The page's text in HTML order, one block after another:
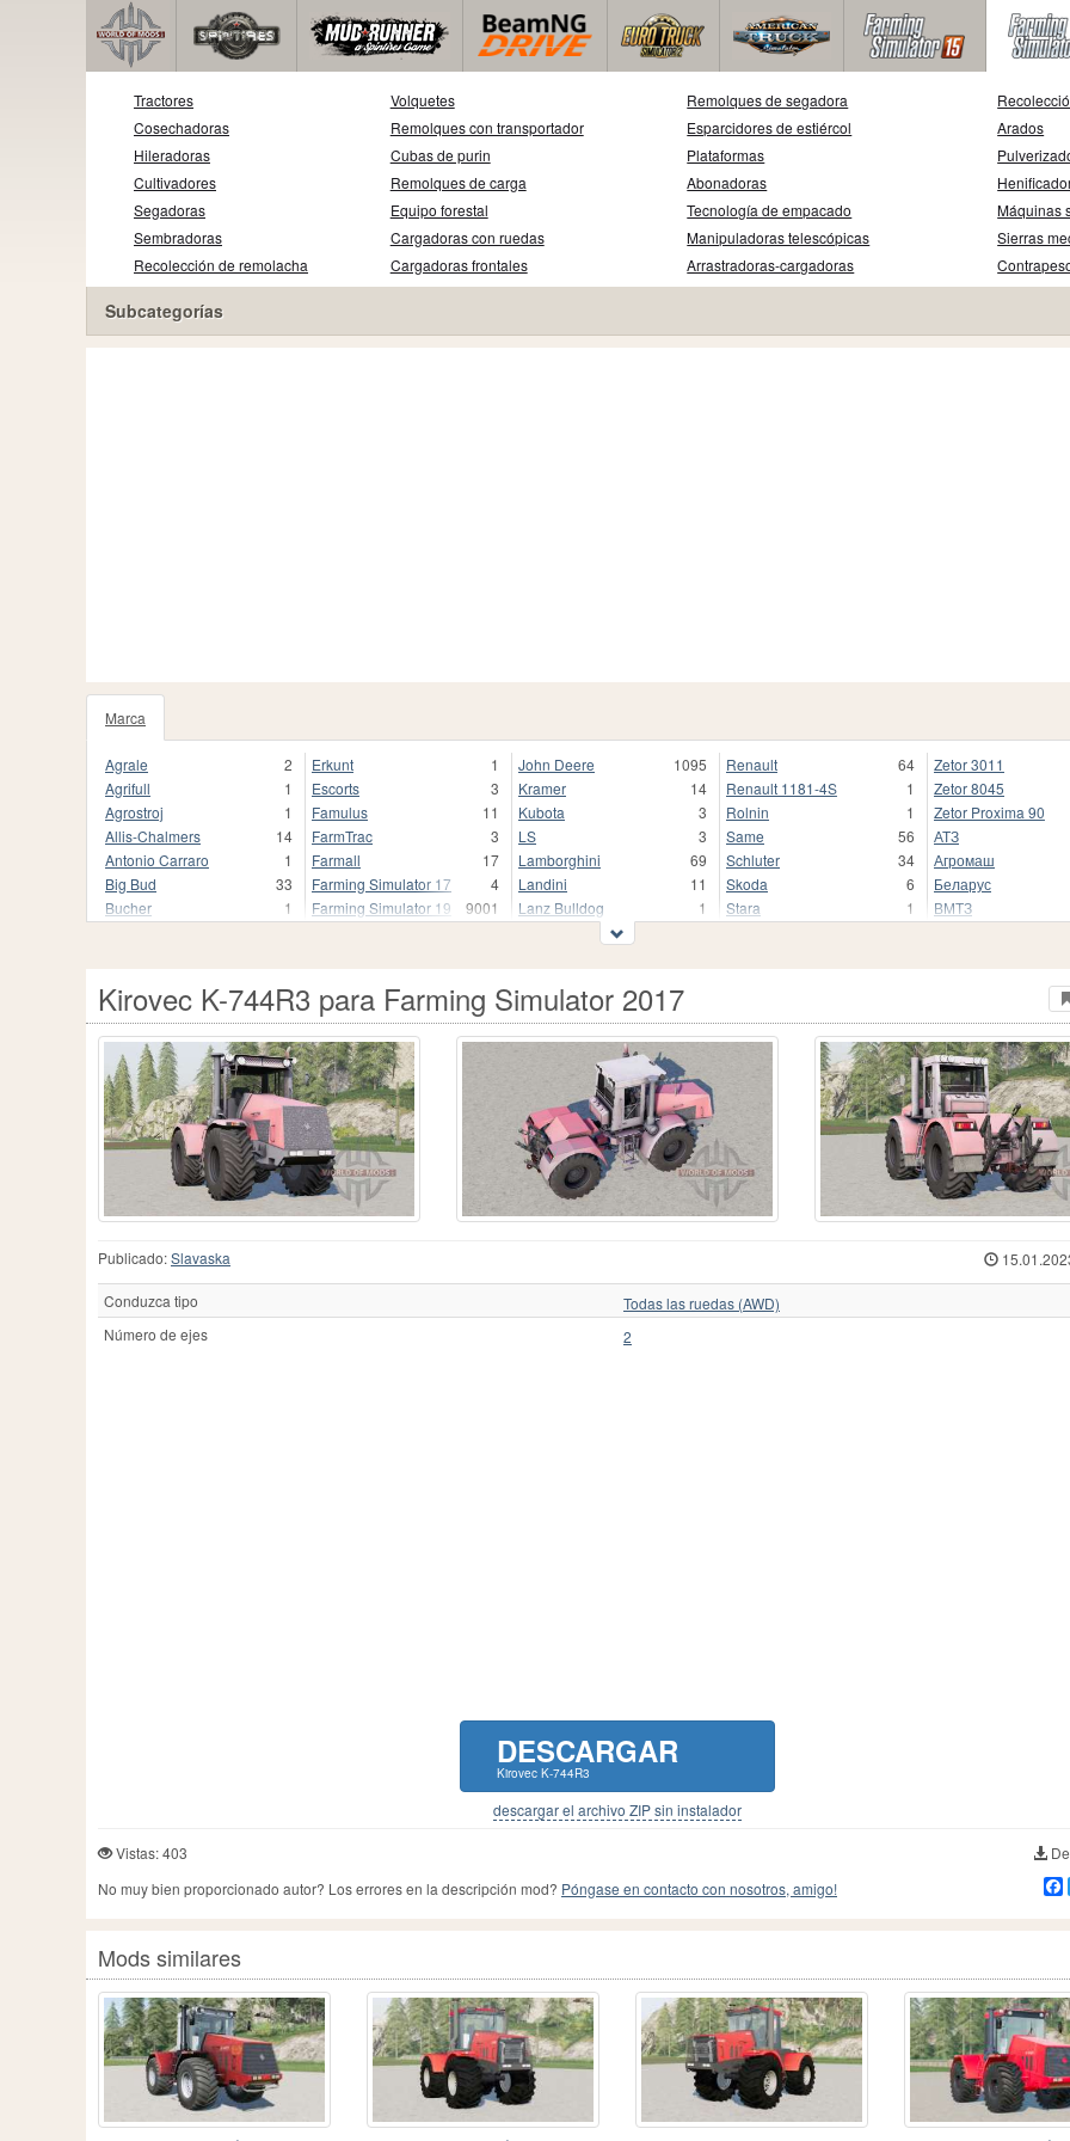
Tractores
Cosechadoras
Hileradoras
Cultivadores
Segadoras
Sembradoras
Recolección de remolacha
Volquetes
Remolques con transportador
Cubas de purin
Remolques de carga
Equipo forestal
Cargadoras con ruedas
Cargadoras frontales
Remolques de segadora
Esparcidores de estiércol
Plataformas
Abonadoras
Tecnología de empacado
Manipuladoras telescópicas
Arrastradoras-cargadoras
Arados
Máquinas
Sierras
Subcategorías
Marca
1020
Agrale
2
Agrifull
1
Agrostroj
1
Allis-Chalmers
14
Antonio Carraro
1
Big Bud
33
Bucher
1
Case
2
Case 2870 Traction King
1
Case I
1
Case IH
606
Caterpillar
1
Challenger
111
Chamberlain
2
1
7
Deutz-Fahr
398
Eicher
Erkunt
1
Escorts
3
Famulus
11
FarmTrac
3
Farmall
17
Farming Simulator 17
4
Farming Simulator 19
9001
Fendt
837
Fendt Favorit 800
1
Fiat
Fiatagri
Ford
Fortschritt
Guldner
Hanomag
Hatz
Hurlimann
21
JCB
113
John Deere
1095
Kramer
14
Kubota
3
LS
3
Lamborghini
69
Landini
11
Lanz Bulldog
1
Massey Ferguson
Massey Ferguson 6600
1
Mercedes-Benz
70
New Hollan
1
New Holland
513
Oliver
1
Pasquali
1
PistenBully
8
Porsche-Diesel
1
Reform
6
Renault
64
Renault 1181-4S
1
Rolnin
1
Same
56
Schluter
34
Skoda
6
Stara
1
UTB
22
1
1
1
35
Valtr
Valtra
125
Valtra N154e
Versatile
32
Zetor
435
Zetor 3011
Zetor 8045
Zetor Proxima 90
АТЗ
Агромаш
Беларус
ВМТЗ
КамТЗ
Кировец
ЛТЗ
МТЗ
Слобожанец
Трактор для
Укравтозапчастина
ХЗТСШ
ХТЗ
ЮМЗ
Kirovec K-744R3 para Farming Simulator 2017
Publicado:Slavaska
Conduzca tipo
Todas las ruedas (AWD)
Número de ejes
2
DESCARGAR
Kirovec K-744R3
descargar el archivo ZIP sin instalador
Vistas: 403
No muy bien proporcionado autor? Los errores en la descripción mod? Póngase en contacto con nosotros, amigo!
Mods similares